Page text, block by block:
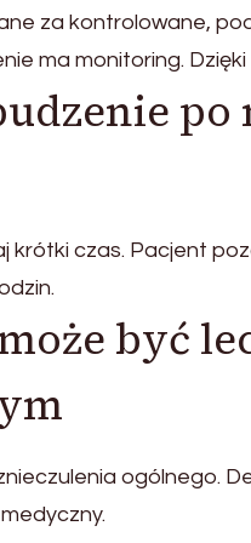
za kontrolowane,
ma monitoring.
po
krótki czas. Pacjent
być
ogólnego.